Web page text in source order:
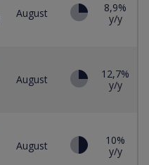
August
8,9%
y/y
August
12,7%
y/y
August
10%
y/y